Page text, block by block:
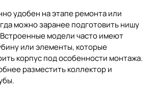
удобен на этапе ремонта или
можно заранее подготовить нишу
модели часто имеют
или элементы, которые
корпус под особенности монтажа.
разместить коллектор и